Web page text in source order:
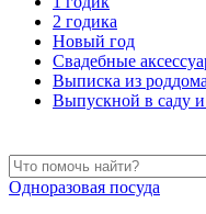
2 годика
Новый год
Свадебные
Выписка из роддома
Выпускной в саду
Одноразовая посуда